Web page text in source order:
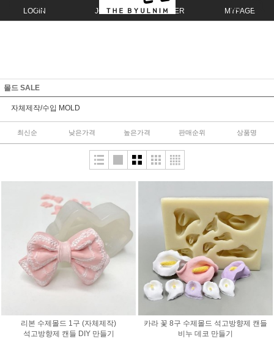
LOGIN JOIN ORDER MYPAGE
몰드 SALE
자체제작/수입 MOLD
최신순 낮은가격 높은가격 판매순위 상품명
리본 수제몰드 1구 (자체제작)
석고방향제 캔들 DIY 만들기
카라 꽃 8구 수제몰드 석고방향제 캔들
비누 데코 만들기